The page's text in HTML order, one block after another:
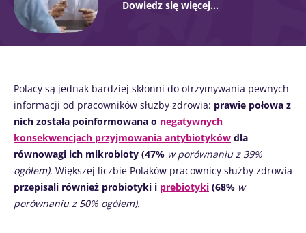
Dowiedz się więcej...
Polacy są jednak bardziej skłonni do otrzymywania pewnych
informacji od pracowników służby zdrowia: prawie połowa z
nich została poinformowana o negatywnych
konsekwencjach przyjmowania antybiotyków dla
równowagi ich mikrobioty (47% w porównaniu z 39%
ogółem). Większej liczbie Polaków pracownicy służby zdrowia
przepisali również probiotyki i prebiotyki (68% w
porównaniu z 50% ogółem).
Zamierzasz przekierować i opuszczać naszą
stronę internetową
Pobyt na stronie internetowej Instytutu
Microbiota BioCodex
Biocodexu
Zapoznałem się i akceptujęogólne warunki
korzystaniaipolityka ochrony danych
osobowychBiocodex Microbiota Institute.
* Pole obowiązkowe
BMI 20-35
korzystania
polityka ochrony danych
osobowych
Więcej informacji
Kefir –
naturalny
sprzymierzeniec
Jogurty –
wspaniali